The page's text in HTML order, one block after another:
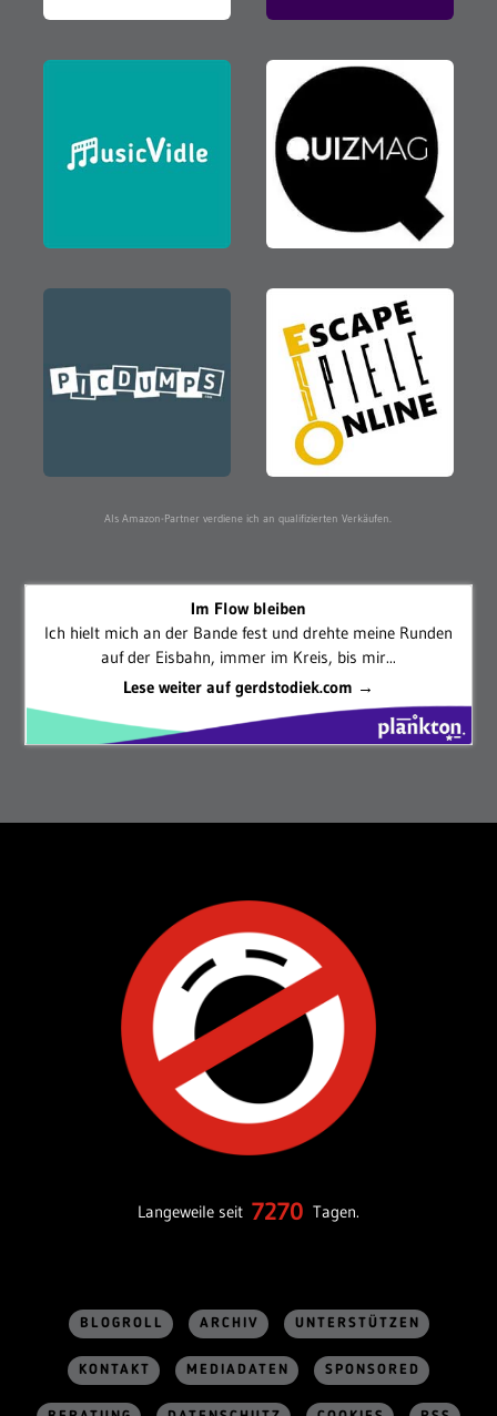
Als Amazon-Partner verdiene ich an qualifizierten Verkäufen.
Im Flow bleiben
Ich hielt mich an der Bande fest und drehte meine Runden
auf der Eisbahn, immer im Kreis, bis mir...
Lese weiter auf gerdstodiek.com →
Langeweile seit 7270 Tagen.
BLOGROLL ARCHIV UNTERSTÜTZEN
KONTAKT MEDIADATEN SPONSORED